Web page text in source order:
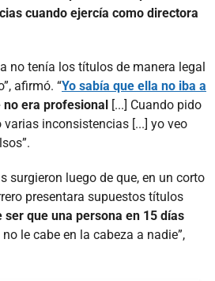
cuando ejercía como directora
no tenía los títulos de manera legal
afirmó. “Yo sabía que ella no iba a
no era profesional [...] Cuando pido
inconsistencias [...] yo veo
surgieron luego de que, en un corto
presentara supuestos títulos
ser que una persona en 15 días
no le cabe en la cabeza a nadie”,